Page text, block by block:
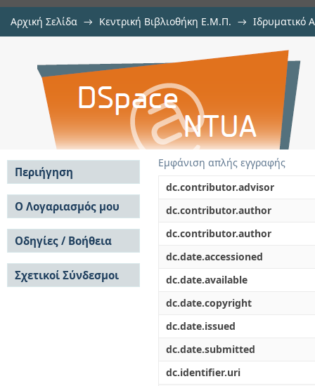
Αρχική Σελίδα → Κεντρική Βιβλιοθήκη Ε.Μ.Π. → Ιδρυματικό
Σχεδιασμός ενός
δεδομένων της Ελληνικής
Εμφάνιση απλής εγγραφής
dc.contributor.advisor
dc.contributor.author
dc.contributor.author
dc.date.accessioned
dc.date.available
dc.date.copyright
dc.date.issued
dc.date.submitted
dc.identifier.uri
Περιήγηση
Σε όλο το DSpace
Κοινότητες & Συλλογές
Ανά Ημερομηνία
Έκδοσης
Συγγραφείς
Τίτλοι
Θέματα
Ο Λογαριασμός μου
Σύνδεση
Εγγραφή
Οδηγίες / Βοήθεια
Οδηγίες Υποβολής
Οδηγίες Χρήσης ΙΑ
Συχνές Ερωτήσεις
Σχετικοί Σύνδεσμοι